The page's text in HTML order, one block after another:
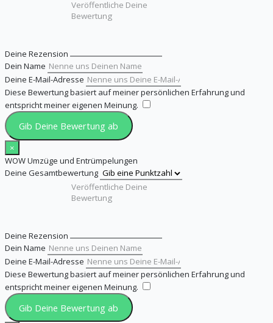
Deine Rezension
Dein Name
Deine E-Mail-Adresse
Diese Bewertung basiert auf meiner persönlichen Erfahrung und
entspricht meiner eigenen Meinung.
Gib Deine Bewertung ab
×
WOW Umzüge und Entrümpelungen
Deine Gesamtbewertung
Deine Rezension
Dein Name
Deine E-Mail-Adresse
Diese Bewertung basiert auf meiner persönlichen Erfahrung und
entspricht meiner eigenen Meinung.
Gib Deine Bewertung ab